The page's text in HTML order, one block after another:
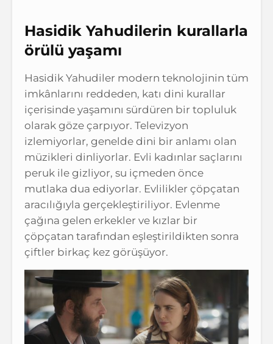
Hasidik Yahudilerin kurallarla
örülü yaşamı
Hasidik Yahudiler modern teknolojinin tüm
imkânlarını reddeden, katı dini kurallar
içerisinde yaşamını sürdüren bir topluluk
olarak göze çarpıyor. Televizyon
izlemiyorlar, genelde dini bir anlamı olan
müzikleri dinliyorlar. Evli kadınlar saçlarını
peruk ile gizliyor, su içmeden önce
mutlaka dua ediyorlar. Evlilikler çöpçatan
aracılığıyla gerçekleştiriliyor. Evlenme
çağına gelen erkekler ve kızlar bir
çöpçatan tarafından eşleştirildikten sonra
çiftler birkaç kez görüşüyor.